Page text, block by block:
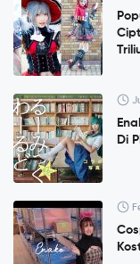
Di